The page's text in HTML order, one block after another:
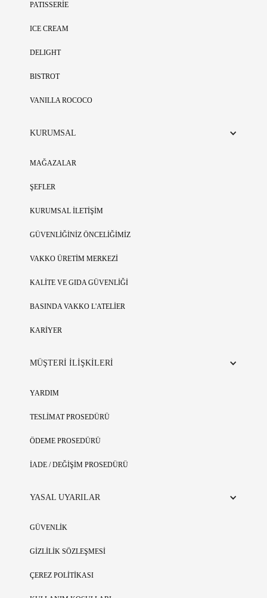
PATISSERİE
ICE CREAM
DELIGHT
BISTROT
VANILLA ROCOCO
KURUMSAL
MAĞAZALAR
ŞEFLER
KURUMSAL İLETİŞİM
GÜVENLİĞİNİZ ÖNCELİĞİMİZ
VAKKO ÜRETİM MERKEZİ
KALİTE VE GIDA GÜVENLİĞİ
BASINDA VAKKO L'ATELİER
KARİYER
MÜŞTERİ İLİŞKİLERİ
YARDIM
TESLİMAT PROSEDÜRÜ
ÖDEME PROSEDÜRÜ
İADE / DEĞİŞİM PROSEDÜRÜ
YASAL UYARILAR
GÜVENLİK
GİZLİLİK SÖZLEŞMESİ
ÇEREZ POLİTİKASI